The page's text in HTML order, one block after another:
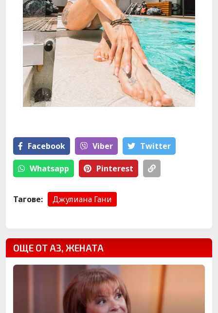
Facebook Viber Тwitter
Whatsapp Pinterest
Тагове: Джулиана Гани
ОЩЕ ОТ АЗ, ЖЕНАТА